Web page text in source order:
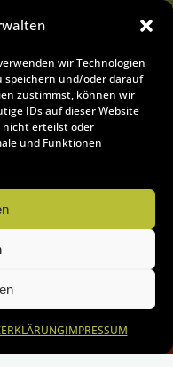
wir Technologien
speichern und/oder darauf
zustimmst, können wir
IDs auf dieser Website
nicht erteilst oder
und Funktionen
IMPRESSUM